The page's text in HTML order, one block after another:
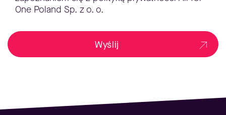
One Poland Sp. z o. o.
Wyślij